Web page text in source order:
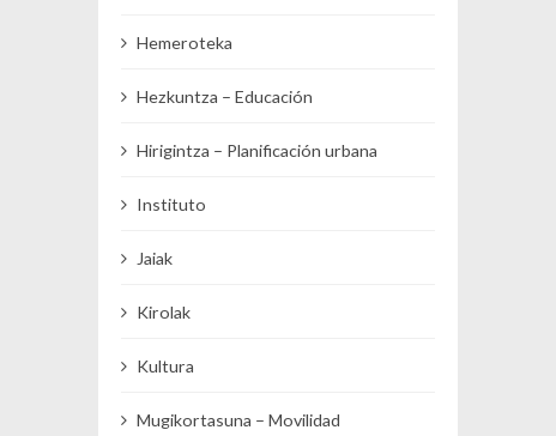
Hemeroteka
Hezkuntza – Educación
Hirigintza – Planificación urbana
Instituto
Jaiak
Kirolak
Kultura
Mugikortasuna – Movilidad